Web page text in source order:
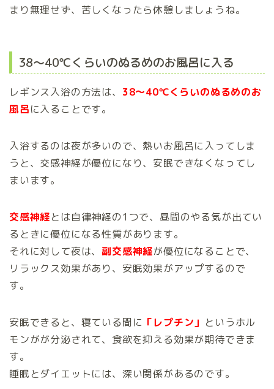
まり無理せず、苦しくなったら休憩しましょうね。
38～40℃くらいのぬるめのお風呂に入る
レギンス入浴の方法は、 38～40℃くらいのぬるめのお
風呂に入ることです。
入浴するのは夜が多いので、熱いお風呂に入ってしま
うと、交感神経が優位になり、安眠できなくなってし
まいます。
交感神経とは自律神経の1つで、昼間のやる気が出てい
るときに優位になる性質があります。
それに対して夜は、 副交感神経が優位になることで、
リラックス効果があり、安眠効果がアップするので
す。
安眠できると、寝ている間に 「レプチン」 というホル
モンがが分泌されて、食欲を抑える効果が期待できま
す。
睡眠とダイエットには、深い関係があるのです。